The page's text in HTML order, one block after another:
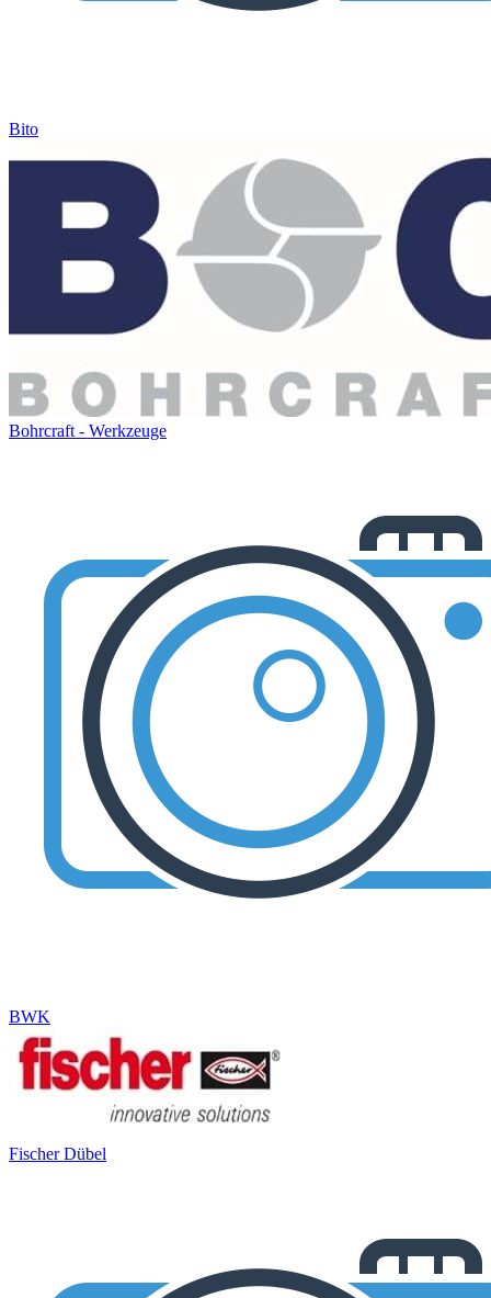
Bito
Bohrcraft - Werkzeuge
BWK
Fischer Dübel